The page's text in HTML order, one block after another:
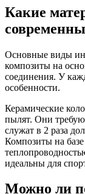
Какие
Основные виды
композиты на
соединения. У
особенности.
Керамические
пылят. Они
служат в 2 раза
Композиты на
идеальны для
Можно ли